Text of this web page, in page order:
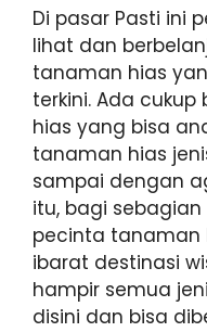
Di pasar Pasti ini
lihat dan
tanaman hias
terkini. Ada
hias yang bisa
tanaman hias
sampai dengan
itu, bagi
pecinta tanaman
ibarat destinasi
hampir semua
disini dan bisa